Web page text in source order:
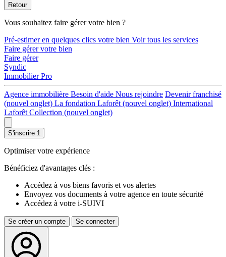
Retour
Vous souhaitez faire gérer votre bien ?
Pré-estimer en quelques clics votre bien Voir tous les services
Faire gérer votre bien
Faire gérer
Syndic
Immobilier Pro
Agence immobilière Besoin d'aide Nous rejoindre Devenir franchisé
(nouvel onglet) La fondation Laforêt (nouvel onglet) International
Laforêt Collection (nouvel onglet)
S'inscrire 1
Optimiser votre expérience
Bénéficiez d'avantages clés :
Accédez à vos biens favoris et vos alertes
Envoyez vos documents à votre agence en toute sécurité
Accédez à votre i-SUIVI
Se créer un compte Se connecter